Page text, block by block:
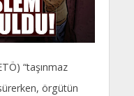
“taşınmaz
örgütün